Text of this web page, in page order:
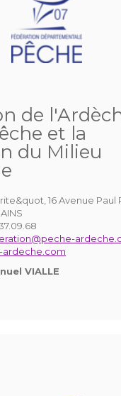
de
et la
du Milieu
16 Avenue Paul
VIALLE